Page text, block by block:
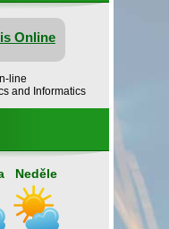
Online
line
and Informatics
Neděle